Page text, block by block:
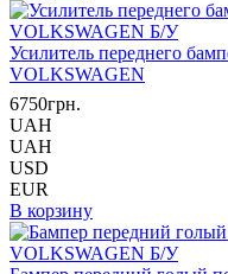
Усилитель переднего
VOLKSWAGEN
6750грн.
UAH
UAH
USD
EUR
В корзину